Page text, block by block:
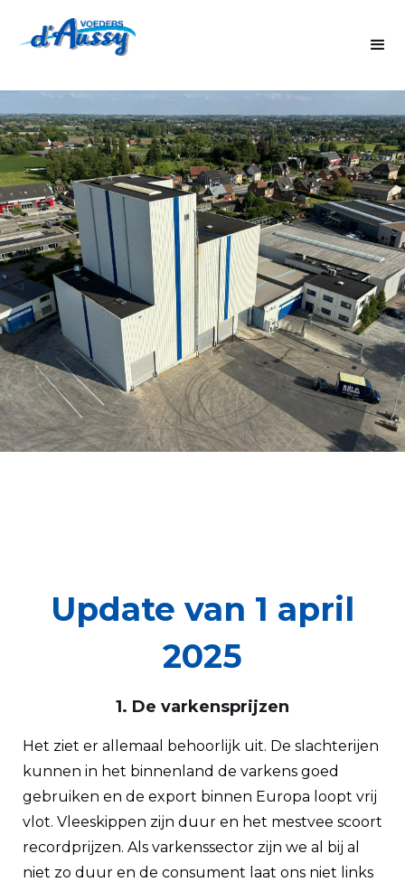
Update van 1 april
2025
1. De varkensprijzen
Het ziet er allemaal behoorlijk uit. De slachterijen
kunnen in het binnenland de varkens goed
gebruiken en de export binnen Europa loopt vrij
vlot. Vleeskippen zijn duur en het mestvee scoort
recordprijzen. Als varkenssector zijn we al bij al
niet zo duur en de consument laat ons niet links